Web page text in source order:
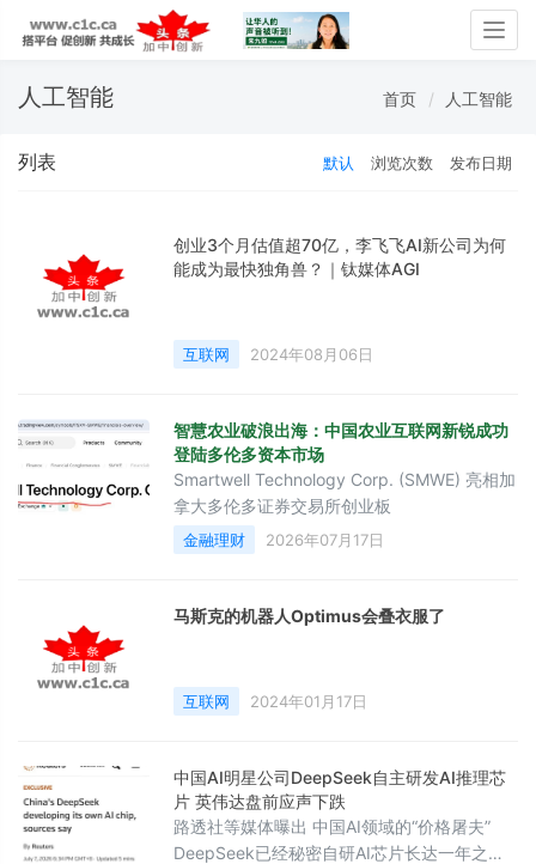
人工智能 首页 人工智能
列表 默认 浏览次数 发布日期
创业3个月估值超70亿，李飞飞AI新公司为何
能成为最快独角兽？｜钛媒体AGI
互联网 2024年08月06日
智慧农业破浪出海：中国农业互联网新锐成功
登陆多伦多资本市场
Smartwell Technology Corp. (SMWE) 亮相加
拿大多伦多证券交易所创业板
金融理财 2026年07月17日
马斯克的机器人Optimus会叠衣服了
互联网 2024年01月17日
中国AI明星公司DeepSeek自主研发AI推理芯
片 英伟达盘前应声下跌
路透社等媒体曝出 中国AI领域的“价格屠夫”
DeepSeek已经秘密自研AI芯片长达一年之久